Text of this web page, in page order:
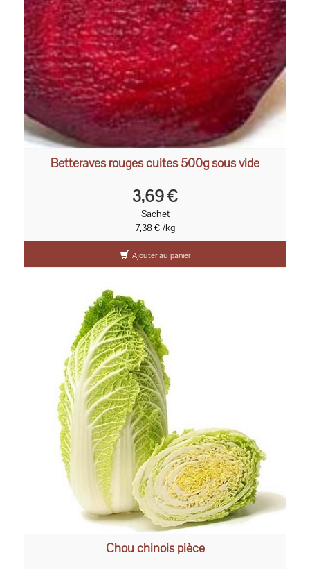
Betteraves rouges cuites 500g sous vide
3,69 €
Sachet
7,38 € /kg
Ajouter au panier
Chou chinois pièce